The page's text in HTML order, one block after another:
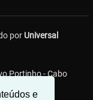
e
por Universal
Portinho - Cabo